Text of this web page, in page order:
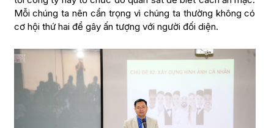
Mỗi chúng ta nên cẩn trọng vì chúng ta thường không có
cơ hội thứ hai để gây ấn tượng với người đối diện.